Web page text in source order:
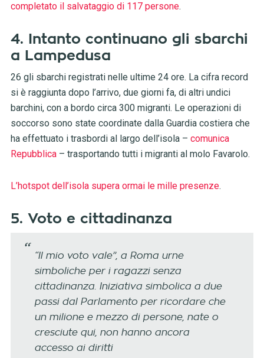
completato il salvataggio di 117 persone.
4. Intanto continuano gli sbarchi
a Lampedusa
26 gli sbarchi registrati nelle ultime 24 ore. La cifra record
si è raggiunta dopo l’arrivo, due giorni fa, di altri undici
barchini, con a bordo circa 300 migranti. Le operazioni di
soccorso sono state coordinate dalla Guardia costiera che
ha effettuato i trasbordi al largo dell’isola – comunica
Repubblica– trasportando tutti i migranti al molo Favarolo.
L’hotspot dell’isola supera ormai le mille presenze.
5. Voto e cittadinanza
“Il mio voto vale”, a Roma urne
simboliche per i ragazzi senza
cittadinanza. Iniziativa simbolica a due
passi dal Parlamento per ricordare che
un milione e mezzo di persone, nate o
cresciute qui, non hanno ancora
accesso ai diritti